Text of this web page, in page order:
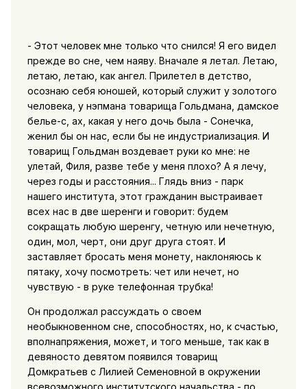
- Этот человек мне только что снился! Я его видел
прежде во сне, чем наяву. Вначале я летал. Летаю,
летаю, летаю, как ангел. Прилетел в детство,
осознаю себя юношей, который служит у золотого
человека, у нэпмана товарища Гольдмана, дамское
белье-с, ах, какая у него дочь была - Сонечка,
женил бы он нас, если бы не индустриализация. И
товарищ Гольдман воздевает руки ко мне: не
улетай, Филя, разве тебе у меня плохо? А я лечу,
через годы и расстояния... Глядь вниз - парк
нашего института, этот гражданин выстраивает
всех нас в две шеренги и говорит: будем
сокращать любую шеренгу, четную или нечетную,
один, мол, черт, они друг друга стоят. И
заставляет бросать меня монету, наклоняюсь к
пятаку, хочу посмотреть: чет или нечет, но
чувствую - в руке телефонная трубка!
Он продолжал рассуждать о своем
необыкновенном сне, способностях, но, к счастью,
вполнапряжения, может, и того меньше, так как в
девяносто девятом появился товарищ
Домкратьев с Лилией Семеновной в окружении
всевозможного институтского начальства - по